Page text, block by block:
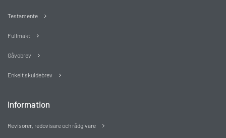
Testamente
Fullmakt
Gåvobrev
Enkelt skuldebrev
Information
Revisorer, redovisare och rådgivare